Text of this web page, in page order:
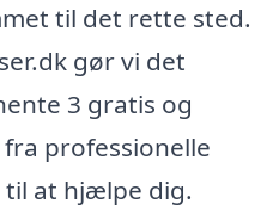
til det rette sted.
gør vi det
3 gratis og
professionelle
at hjælpe dig.